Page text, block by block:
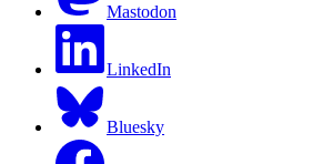
Mastodon
LinkedIn
Bluesky